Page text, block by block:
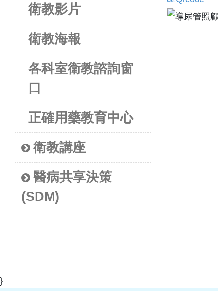
衛教影片
衛教海報
各科室衛教諮詢窗
口
正確用藥教育中心
衛教講座
醫病共享決策
(SDM)
}